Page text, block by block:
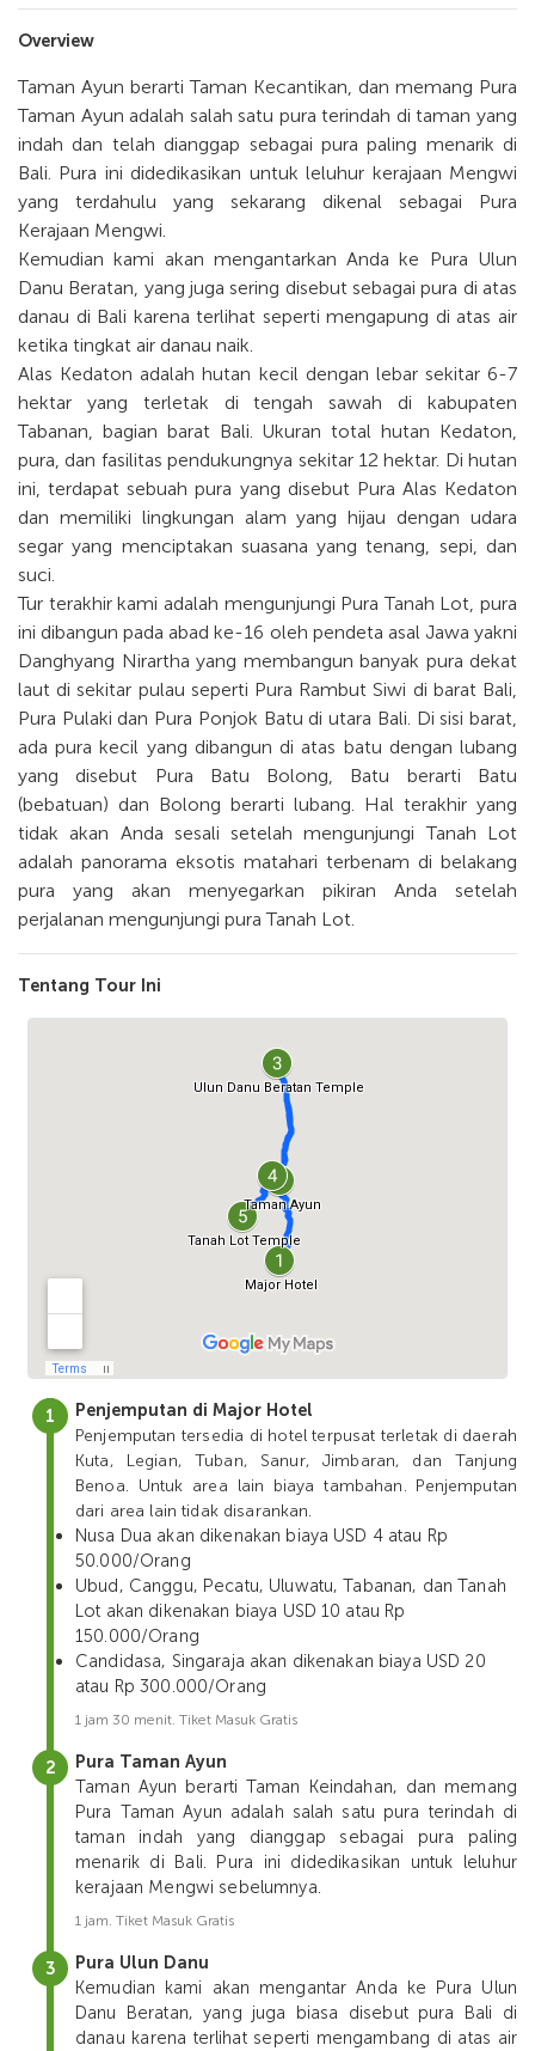
Overview
Taman Ayun berarti Taman Kecantikan, dan memang Pura
Taman Ayun adalah salah satu pura terindah di taman yang
indah dan telah dianggap sebagai pura paling menarik di
Bali. Pura ini didedikasikan untuk leluhur kerajaan Mengwi
yang terdahulu yang sekarang dikenal sebagai Pura
Kerajaan Mengwi.
Kemudian kami akan mengantarkan Anda ke Pura Ulun
Danu Beratan, yang juga sering disebut sebagai pura di atas
danau di Bali karena terlihat seperti mengapung di atas air
ketika tingkat air danau naik.
Alas Kedaton adalah hutan kecil dengan lebar sekitar 6-7
hektar yang terletak di tengah sawah di kabupaten
Tabanan, bagian barat Bali. Ukuran total hutan Kedaton,
pura, dan fasilitas pendukungnya sekitar 12 hektar. Di hutan
ini, terdapat sebuah pura yang disebut Pura Alas Kedaton
dan memiliki lingkungan alam yang hijau dengan udara
segar yang menciptakan suasana yang tenang, sepi, dan
suci.
Tur terakhir kami adalah mengunjungi Pura Tanah Lot, pura
ini dibangun pada abad ke-16 oleh pendeta asal Jawa yakni
Danghyang Nirartha yang membangun banyak pura dekat
laut di sekitar pulau seperti Pura Rambut Siwi di barat Bali,
Pura Pulaki dan Pura Ponjok Batu di utara Bali. Di sisi barat,
ada pura kecil yang dibangun di atas batu dengan lubang
yang disebut Pura Batu Bolong, Batu berarti Batu
(bebatuan) dan Bolong berarti lubang. Hal terakhir yang
tidak akan Anda sesali setelah mengunjungi Tanah Lot
adalah panorama eksotis matahari terbenam di belakang
pura yang akan menyegarkan pikiran Anda setelah
perjalanan mengunjungi pura Tanah Lot.
Tentang Tour Ini
Penjemputan di Major Hotel
Penjemputan tersedia di hotel terpusat terletak di daerah
Kuta, Legian, Tuban, Sanur, Jimbaran, dan Tanjung
Benoa. Untuk area lain biaya tambahan. Penjemputan
dari area lain tidak disarankan.
Nusa Dua akan dikenakan biaya USD 4 atau Rp
50.000/Orang
Ubud, Canggu, Pecatu, Uluwatu, Tabanan, dan Tanah
Lot akan dikenakan biaya USD 10 atau Rp
150.000/Orang
Candidasa, Singaraja akan dikenakan biaya USD 20
atau Rp 300.000/Orang
1 jam 30 menit. Tiket Masuk Gratis
Pura Taman Ayun
Taman Ayun berarti Taman Keindahan, dan memang
Pura Taman Ayun adalah salah satu pura terindah di
taman indah yang dianggap sebagai pura paling
menarik di Bali. Pura ini didedikasikan untuk leluhur
kerajaan Mengwi sebelumnya.
1 jam. Tiket Masuk Gratis
Pura Ulun Danu
Kemudian kami akan mengantar Anda ke Pura Ulun
Danu Beratan, yang juga biasa disebut pura Bali di
danau karena terlihat seperti mengambang di atas air